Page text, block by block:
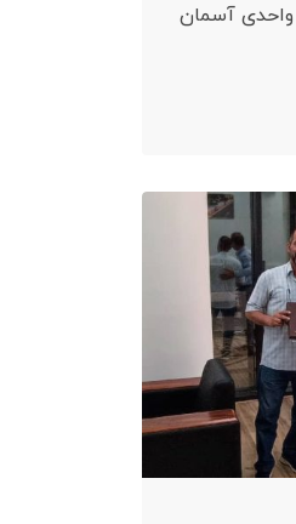
انقلاب اسلامی از پروژه ۲۸۰۰ واحدی آسمان